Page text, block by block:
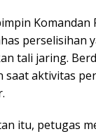
Komandan
perselisihan
tali jaring.
saat aktivitas
itu, petugas